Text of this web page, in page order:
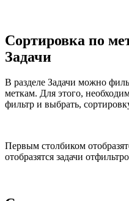
Сортировка по
Задачи
В разделе Задачи можно
меткам. Для этого,
фильтр и выбрать,
Первым столбиком
отобразятся задачи